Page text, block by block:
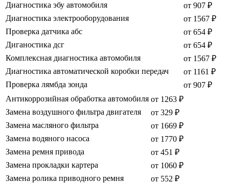
Диагностика эбу автомобиля
от 907 ₽
Диагностика электрооборудования
от 1567 ₽
Проверка датчика абс
от 654 ₽
Диганостика дсг
от 654 ₽
Комплексная диагностика автомобиля
от 1567 ₽
Диагностика автоматической коробки передач
от 1161 ₽
Проверка лямбда зонда
от 907 ₽
Антикоррозийная обработка автомобиля от 1263 ₽
Замена воздушного фильтра двигателя
от 329 ₽
Замена масляного фильтра
от 1669 ₽
Замена водяного насоса
от 1770 ₽
Замена ремня привода
от 451 ₽
Замена прокладки картера
от 1060 ₽
Замена ролика приводного ремня
от 552 ₽